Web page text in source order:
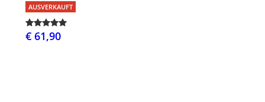
AUSVERKAUFT
€ 61,90